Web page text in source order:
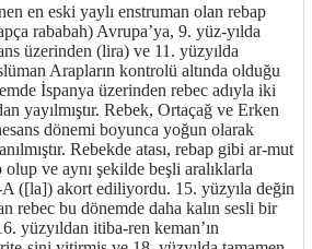
en eski yaylı enstruman olan rebap
rababah) Avrupa’ya, 9. yüz-yılda
üzerinden (lira) ve 11. yüzyılda
Arapların kontrolü altında olduğu
İspanya üzerinden rebec adıyla iki
yayılmıştır. Rebek, Ortaçağ ve Erken
dönemi boyunca yoğun olarak
Rebekde atası, rebap gibi ar-mut
ve aynı şekilde beşli aralıklarla
([la]) akort ediliyordu. 15. yüzyıla değin
rebec bu dönemde daha kalın sesli bir
yüzyıldan itiba-ren keman’ın